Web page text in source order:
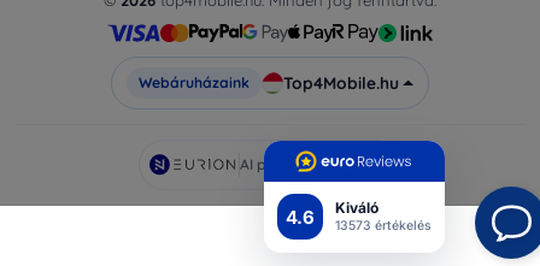
4.6 Kiváló
13573 értékelés
Webáruházaink Top4Mobile.hu
AI powered byEurion